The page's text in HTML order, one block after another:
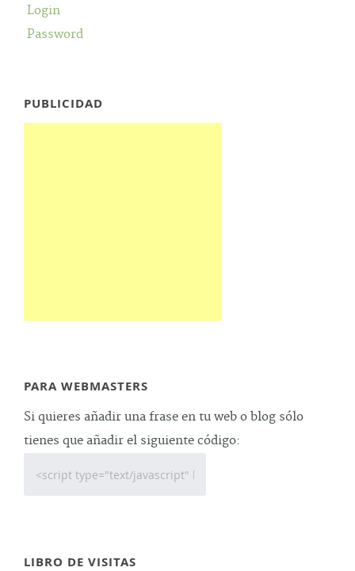
Login
Password
PUBLICIDAD
PARA WEBMASTERS
Si quieres añadir una frase en tu web o blog sólo
tienes que añadir el siguiente código:
LIBRO DE VISITAS